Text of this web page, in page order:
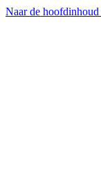
Naar de hoofdinhoud